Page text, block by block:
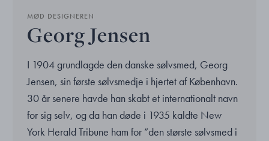
MØD DESIGNEREN
Georg Jensen
I 1904 grundlagde den danske sølvsmed, Georg
Jensen, sin første sølvsmedje i hjertet af København.
30 år senere havde han skabt et internationalt navn
for sig selv, og da han døde i 1935 kaldte New
York Herald Tribune ham for ”den største sølvsmed i